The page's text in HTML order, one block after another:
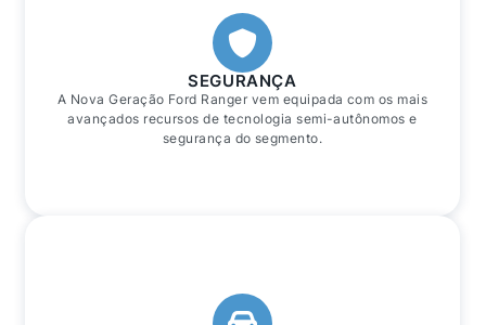
SEGURANÇA
A Nova Geração Ford Ranger vem equipada com os mais
avançados recursos de tecnologia semi-autônomos e
segurança do segmento.